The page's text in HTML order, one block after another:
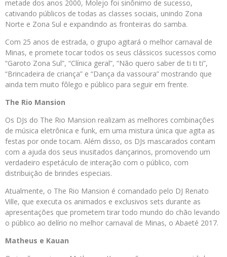
metade dos anos 2000, Molejo foi sinônimo de sucesso,
cativando públicos de todas as classes sociais, unindo Zona
Norte e Zona Sul e expandindo as fronteiras do samba.
Com 25 anos de estrada, o grupo agitará o melhor carnaval de
Minas, e promete tocar todos os seus clássicos sucessos como
“Garoto Zona Sul”, “Clínica geral”, “Não quero saber de ti ti ti”,
“Brincadeira de criança” e “Dança da vassoura” mostrando que
ainda tem muito fôlego e público para seguir em frente.
The Rio Mansion
Os DJs do The Rio Mansion realizam as melhores combinações
de música eletrônica e funk, em uma mistura única que agita as
festas por onde tocam. Além disso, os DJs mascarados contam
com a ajuda dos seus inusitados dançarinos, promovendo um
verdadeiro espetáculo de interação com o público, com
distribuição de brindes especiais.
Atualmente, o The Rio Mansion é comandado pelo DJ Renato
Ville, que executa os animados e exclusivos sets durante as
apresentações que prometem tirar todo mundo do chão levando
o público ao delírio no melhor carnaval de Minas, o Abaeté 2017.
Matheus e Kauan